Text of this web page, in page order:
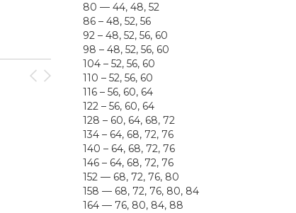
80 — 44, 48, 52
86 – 48, 52, 56
92 – 48, 52, 56, 60
98 – 48, 52, 56, 60
104 – 52, 56, 60
110 – 52, 56, 60
116 – 56, 60, 64
122 – 56, 60, 64
128 – 60, 64, 68, 72
134 – 64, 68, 72, 76
140 – 64, 68, 72, 76
146 – 64, 68, 72, 76
152 — 68, 72, 76, 80
158 — 68, 72, 76, 80, 84
164 — 76, 80, 84, 88